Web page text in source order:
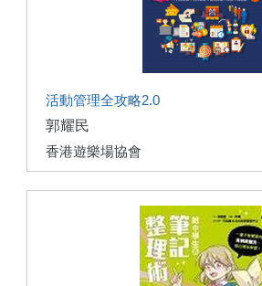
活動管理全攻略2.0
郭耀民
香港遊樂場協會